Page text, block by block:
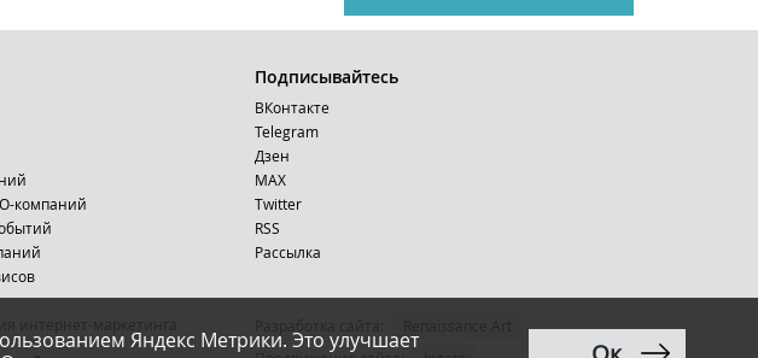
Яндекс Метрики. Это улучшает
компаний
Подписывайтесь
ВКонтакте
Telegram
Дзен
MAX
Тwitter
RSS
Рассылка